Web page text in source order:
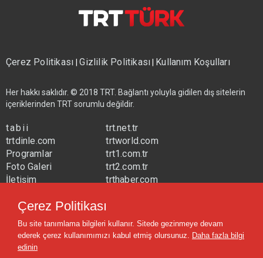
Çerez Politikası|Gizlilik Politikası| Kullanım Koşulları
Her hakkı saklıdır. © 2018 TRT. Bağlantı yoluyla gidilen dış sitelerin
içeriklerinden TRT sorumlu değildir.
tabii
trtdinle.com
Programlar
Foto Galeri
İletişim
trt.net.tr
trtworld.com
trt1.com.tr
trt2.com.tr
trthaber.com
trtavaz.com.tr
trtmuzik.net.tr
trtcocuk.net.tr
Çerez Politikası
Bu site tanımlama bilgileri kullanır. Sitede gezinmeye devam
ederek çerez kullanımımızı kabul etmiş olursunuz. Daha fazla bilgi
edinin